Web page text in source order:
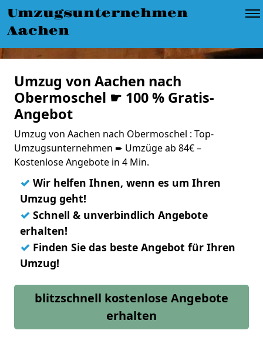
Umzugsunternehmen
Aachen
Umzug von Aachen nach
Obermoschel ☛ 100 % Gratis-
Angebot
Umzug von Aachen nach Obermoschel : Top-
Umzugsunternehmen ➨ Umzüge ab 84€ –
Kostenlose Angebote in 4 Min.
✓ Wir helfen Ihnen, wenn es um Ihren
Umzug geht!
✓ Schnell & unverbindlich Angebote
erhalten!
✓ Finden Sie das beste Angebot für Ihren
Umzug!
blitzschnell kostenlose Angebote
erhalten